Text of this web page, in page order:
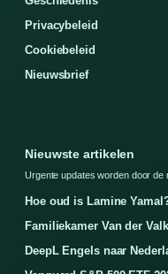
Privacybeleid
Cookiebeleid
Nieuwsbrief
Nieuwste artikelen
Urgente updates worden door de
Hoe oud is Lamine
Familiekamer Van der
DeepL Engels naar